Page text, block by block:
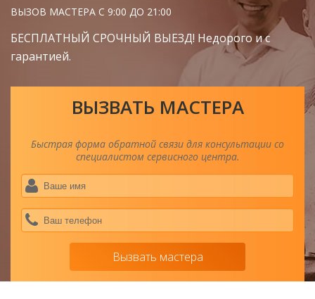
ВЫЗОВ МАСТЕРА С 9:00 ДО 21:00
БЕСПЛАТНЫЙ СРОЧНЫЙ ВЫЕЗД! Недорого и с
гарантией.
ВЫЗВАТЬ МАСТЕРА
Быстрая форма обратной связи для консультации со
специалистом сервисного центра.
Вызвать мастера